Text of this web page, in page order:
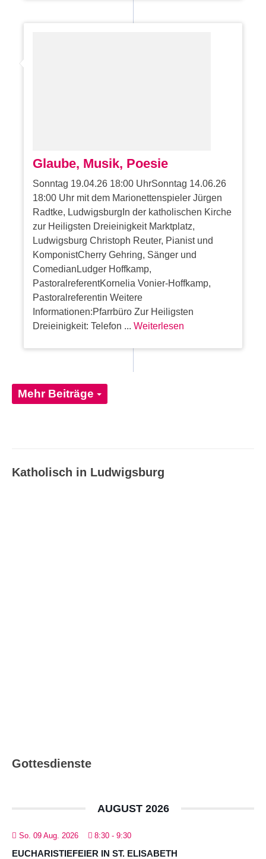
Glaube, Musik, Poesie
Sonntag 19.04.26 18:00 UhrSonntag 14.06.26
18:00 Uhr mit dem Marionettenspieler Jürgen
Radtke, LudwigsburgIn der katholischen Kirche
zur Heiligsten Dreieinigkeit Marktplatz,
Ludwigsburg Christoph Reuter, Pianist und
KomponistCherry Gehring, Sänger und
ComedianLudger Hoffkamp,
PastoralreferentKornelia Vonier-Hoffkamp,
Pastoralreferentin Weitere
Informationen:Pfarrbüro Zur Heiligsten
Dreieinigkeit: Telefon ...Weiterlesen
Mehr Beiträge
Katholisch in Ludwigsburg
Gottesdienste
AUGUST 2026
So. 09 Aug. 2026 8:30 - 9:30
EUCHARISTIEFEIER IN ST. ELISABETH